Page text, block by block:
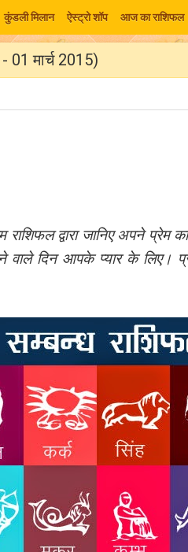
कुंडली मिलान ऐस्ट्रो शॉप आज का राशिफल
01 मार्च 2015)
द्वारा जानिए अपने प्रेम
वाले दिन आपके प्यार के लिए।